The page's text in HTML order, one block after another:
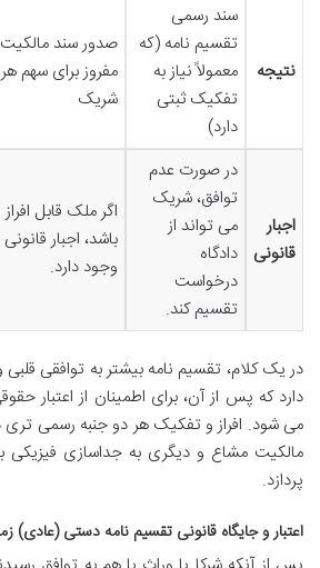
نتیجه
سند رسمی
تقسیم نامه (که
معمولاً نیاز به
تفکیک ثبتی
دارد)
صدور سند مالکیت
مفروز برای سهم هر
شریک
اجبار
قانونی
در صورت عدم
توافق، شریک
می تواند از
دادگاه
درخواست
تقسیم کند.
اگر ملک قابل افراز
باشد، اجبار قانونی
وجود دارد.
در یک کلام، تقسیم نامه بیشتر به توافقی
دارد که پس از آن، برای اطمینان از اعتبار
می شود. افراز و تفکیک هر دو جنبه رسمی تری
مالکیت مشاع و دیگری به جداسازی
پردازد.
اعتبار و جایگاه قانونی تقسیم نامه دستی (عادی)